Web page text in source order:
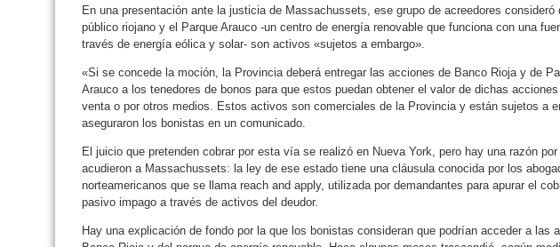
En una presentación ante la justicia de Massachussets, ese grupo de acreedores consideró
público riojano y el Parque Arauco -un centro de energía renovable que funciona con una
través de energía eólica y solar- son activos «sujetos a embargo».
«Si se concede la moción, la Provincia deberá entregar las acciones de Banco Rioja y de
Arauco a los tenedores de bonos para que estos puedan obtener el valor de dichas
venta o por otros medios. Estos activos son comerciales de la Provincia y están sujetos a
aseguraron los bonistas en un comunicado.
El juicio que pretenden cobrar por esta vía se realizó en Nueva York, pero hay una razón
acudieron a Massachussets: la ley de ese estado tiene una cláusula conocida por los
norteamericanos que se llama reach and apply, utilizada por demandantes para apurar el
pasivo impago a través de activos del deudor.
Hay una explicación de fondo por la que los bonistas consideran que podrían acceder a las